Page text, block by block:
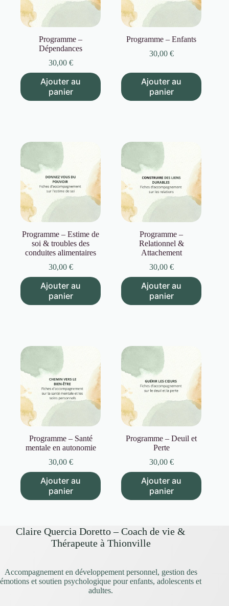
Programme –
Dépendances
30,00 €
Ajouter au
panier
Programme – Enfants
30,00 €
Ajouter au
panier
Programme – Estime de
soi & troubles des
conduites alimentaires
30,00 €
Ajouter au
panier
Programme –
Relationnel &
Attachement
30,00 €
Ajouter au
panier
Programme – Santé
mentale en autonomie
30,00 €
Ajouter au
panier
Programme – Deuil et
Perte
30,00 €
Ajouter au
panier
Claire Quercia Doretto – Coach de vie &
Thérapeute à Thionville
Accompagnement en développement personnel, gestion des
émotions et soutien psychologique pour enfants, adolescents et
adultes.